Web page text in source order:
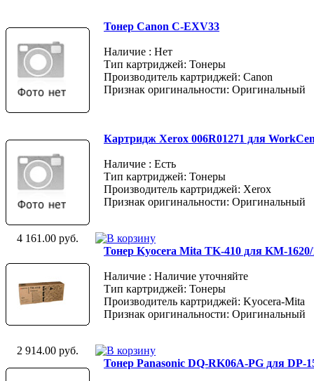
Тонер Canon C-EXV33
Наличие : Нет
Тип картриджей: Тонеры
Производитель картриджей: Canon
Признак оригинальности: Оригинальный
Картридж Xerox 006R01271 для
Наличие : Есть
Тип картриджей: Тонеры
Производитель картриджей: Xerox
Признак оригинальности: Оригинальный
4 161.00 руб.
Тонер Kyocera Mita TK-410 для KM-1620/
Наличие : Наличие уточняйте
Тип картриджей: Тонеры
Производитель картриджей: Kyocera-Mita
Признак оригинальности: Оригинальный
2 914.00 руб.
Тонер Panasonic DQ-RK06A-PG для DP-